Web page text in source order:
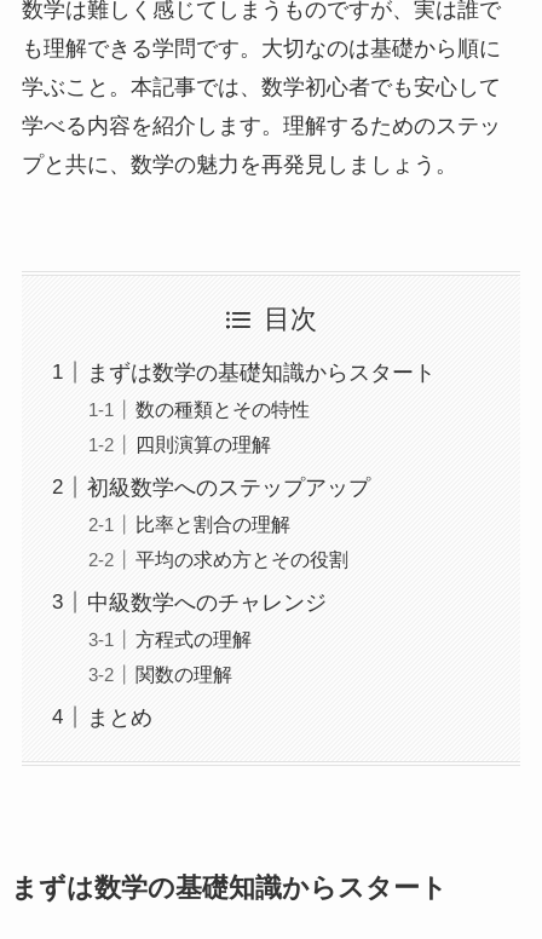
数学は難しく感じてしまうものですが、実は誰で
も理解できる学問です。大切なのは基礎から順に
学ぶこと。本記事では、数学初心者でも安心して
学べる内容を紹介します。理解するためのステッ
プと共に、数学の魅力を再発見しましょう。
目次
まずは数学の基礎知識からスタート
数の種類とその特性
四則演算の理解
初級数学へのステップアップ
比率と割合の理解
平均の求め方とその役割
中級数学へのチャレンジ
方程式の理解
関数の理解
まとめ
まずは数学の基礎知識からスタート